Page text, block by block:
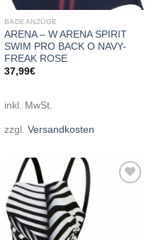
BADEANZÜGE
ARENA – W ARENA SPIRIT
SWIM PRO BACK O NAVY-
FREAK ROSE
37,99€
inkl. MwSt.
zzgl. Versandkosten